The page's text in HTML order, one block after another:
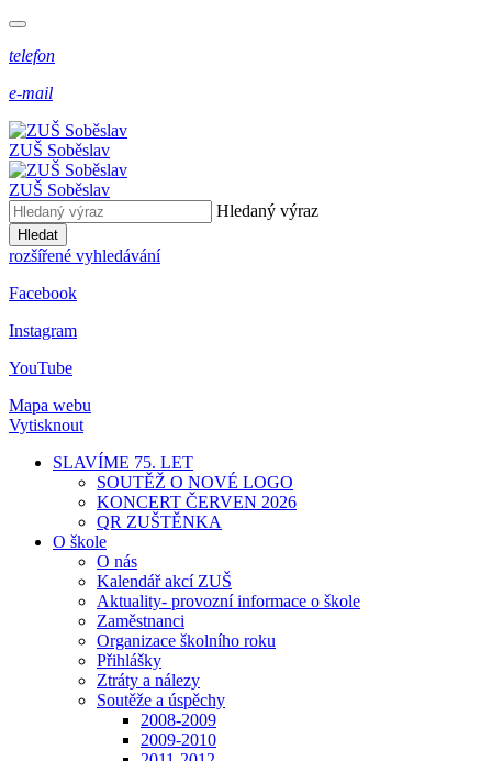
telefon
e-mail
ZUŠ Soběslav
ZUŠ Soběslav
Hledaný výraz
Hledat
rozšířené vyhledávání
Facebook
Instagram
YouTube
Mapa webu
Vytisknout
SLAVÍME 75. LET
SOUTĚŽ O NOVÉ LOGO
KONCERT ČERVEN 2026
QR ZUŠTĚNKA
O škole
O nás
Kalendář akcí ZUŠ
Aktuality- provozní informace o škole
Zaměstnanci
Organizace školního roku
Přihlášky
Ztráty a nálezy
Soutěže a úspěchy
2008-2009
2009-2010